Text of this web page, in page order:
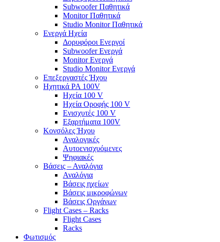
Subwoofer Παθητικά
Monitor Παθητικά
Studio Monitor Παθητικά
Ενεργά Ηχεία
Δορυφόροι Ενεργοί
Subwoofer Ενεργά
Monitor Ενεργά
Studio Monitor Ενεργά
Επεξεργαστές Ήχου
Ηχητικά PA 100V
Ηχεία 100 V
Ηχεία Οροφής 100 V
Ενισχυτές 100 V
Εξαρτήματα 100V
Κονσόλες Ήχου
Αναλογικές
Αυτοενισχυόμενες
Ψηφιακές
Βάσεις – Αναλόγια
Αναλόγια
Βάσεις ηχείων
Βάσεις μικροφώνων
Βάσεις Οργάνων
Flight Cases – Racks
Flight Cases
Racks
Φωτισμός